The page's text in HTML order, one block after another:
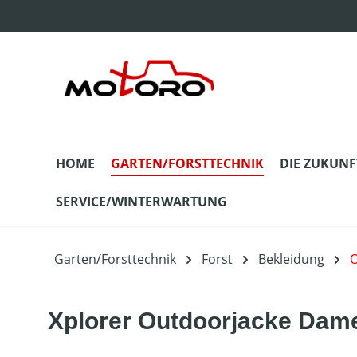
HOME GARTEN/FORSTTECHNIK DIE
SERVICE/WINTERWARTUNG
Garten/Forsttechnik Forst Bekleidung
Xplorer Outdoorjacke